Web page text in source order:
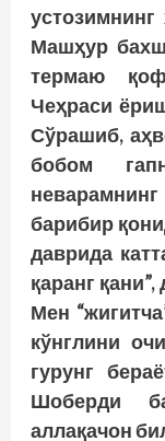
Машҳур
термаю
Чеҳраси
Сўрашиб,
бобом
барибир
даврида
қаранг қани
Мен
кўнглини
гурунг
Шоберди
аллақачон